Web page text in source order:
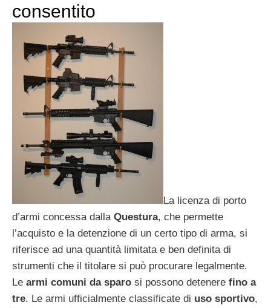
consentito
La licenza di porto
d’armi concessa dalla Questura, che permette
l’acquisto e la detenzione di un certo tipo di arma, si
riferisce ad una quantità limitata e ben definita di
strumenti che il titolare si può procurare legalmente.
Le armi comuni da sparo si possono detenere fino a
tre. Le armi ufficialmente classificate di uso sportivo,